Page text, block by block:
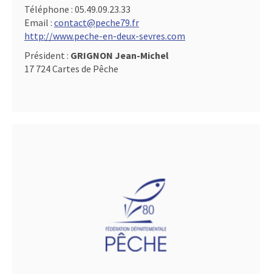
Téléphone : 05.49.09.23.33
Email : contact@peche79.fr
http://www.peche-en-deux-sevres.com
Président : GRIGNON Jean-Michel
17 724 Cartes de Pêche